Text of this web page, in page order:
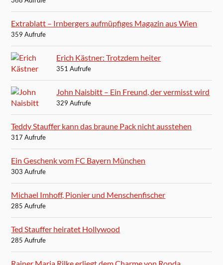
Extrablatt – Irnbergers aufmüpfiges Magazin aus Wien
359 Aufrufe
Erich Kästner: Trotzdem heiter
351 Aufrufe
John Naisbitt – Ein Freund, der vermisst wird
329 Aufrufe
Teddy Stauffer kann das braune Pack nicht ausstehen
317 Aufrufe
Ein Geschenk vom FC Bayern München
303 Aufrufe
Michael Imhoff, Pionier und Menschenfischer
285 Aufrufe
Ted Stauffer heiratet Hollywood
285 Aufrufe